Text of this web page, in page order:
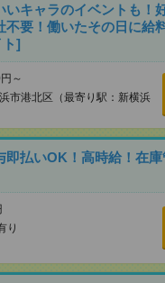
いキャラのイベントも！
要！働いたその日に給
]
～
市港北区（最寄り駅：新横浜
即払いOK！高時給！在
り